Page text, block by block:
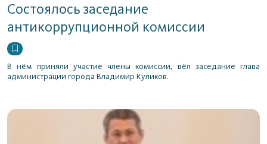
Состоялось заседание
антикоррупционной комиссии
В нём приняли участие члены комиссии, вёл заседание глава
администрации города Владимир Куликов.